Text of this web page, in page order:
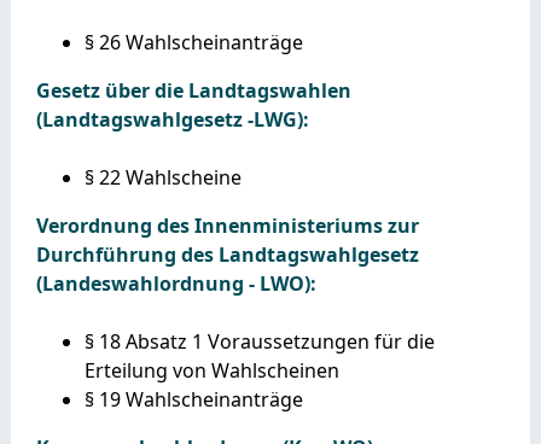
§ 26 Wahlscheinanträge
Gesetz über die Landtagswahlen
(Landtagswahlgesetz -LWG):
§ 22 Wahlscheine
Verordnung des Innenministeriums zur
Durchführung des Landtagswahlgesetz
(Landeswahlordnung - LWO):
§ 18 Absatz 1 Voraussetzungen für die
Erteilung von Wahlscheinen
§ 19 Wahlscheinanträge